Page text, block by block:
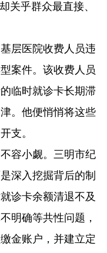
关乎群众最直接、
层医院收费人员违
案件。该收费人员
临时就诊卡长期滞
。他便悄悄将这些
支。
容小觑。三明市纪
深入挖掘背后的制
诊卡余额清退不及
明确等共性问题，
金账户，并建立定